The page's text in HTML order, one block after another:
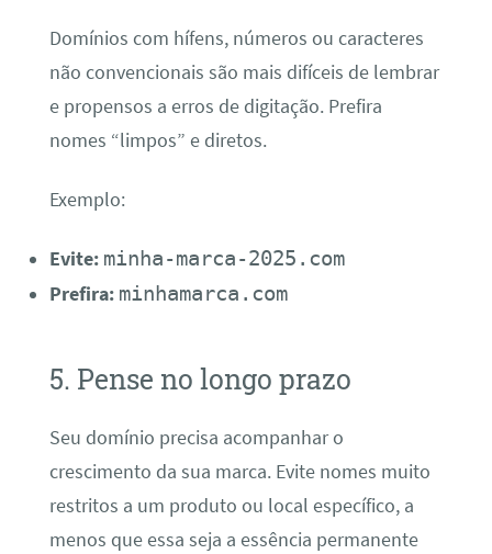
Domínios com hífens, números ou caracteres
não convencionais são mais difíceis de lembrar
e propensos a erros de digitação. Prefira
nomes “limpos” e diretos.
Exemplo:
Evite: minha-marca-2025.com
Prefira: minhamarca.com
5. Pense no longo prazo
Seu domínio precisa acompanhar o
crescimento da sua marca. Evite nomes muito
restritos a um produto ou local específico, a
menos que essa seja a essência permanente